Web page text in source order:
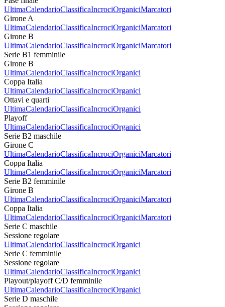
UltimaCalendarioClassificaIncrociOrganiciMarcatori
Girone A
UltimaCalendarioClassificaIncrociOrganiciMarcatori
Girone B
UltimaCalendarioClassificaIncrociOrganiciMarcatori
Serie B1 femminile
Girone B
UltimaCalendarioClassificaIncrociOrganici
Coppa Italia
UltimaCalendarioClassificaIncrociOrganici
Ottavi e quarti
UltimaCalendarioClassificaIncrociOrganici
Playoff
UltimaCalendarioClassificaIncrociOrganici
Serie B2 maschile
Girone C
UltimaCalendarioClassificaIncrociOrganiciMarcatori
Coppa Italia
UltimaCalendarioClassificaIncrociOrganiciMarcatori
Serie B2 femminile
Girone B
UltimaCalendarioClassificaIncrociOrganiciMarcatori
Coppa Italia
UltimaCalendarioClassificaIncrociOrganiciMarcatori
Serie C maschile
Sessione regolare
UltimaCalendarioClassificaIncrociOrganici
Serie C femminile
Sessione regolare
UltimaCalendarioClassificaIncrociOrganici
Playout/playoff C/D femminile
UltimaCalendarioClassificaIncrociOrganici
Serie D maschile